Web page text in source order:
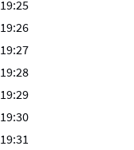
19:25
19:26
19:27
19:28
19:29
19:30
19:31